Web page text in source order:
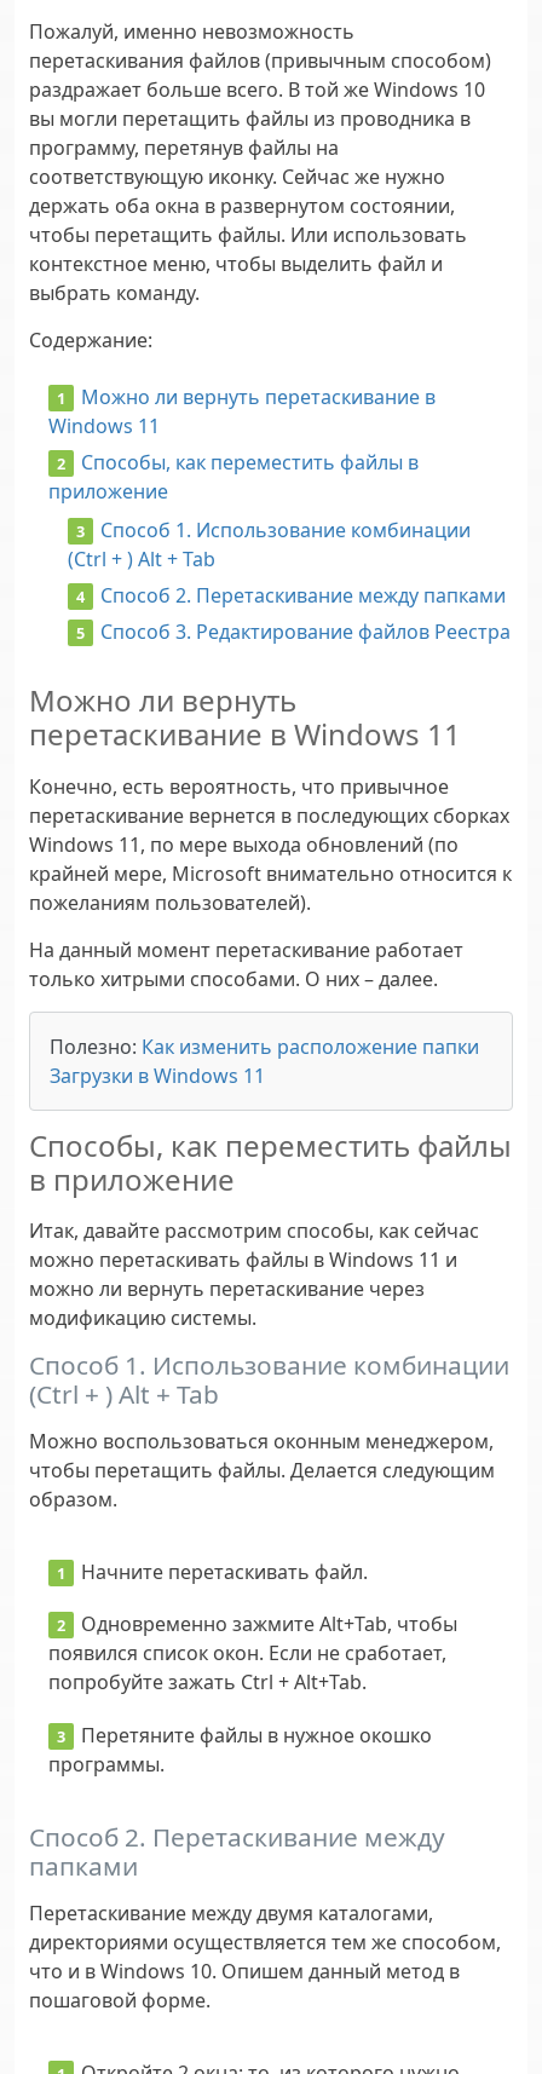
Пожалуй, именно невозможность
перетаскивания файлов (привычным способом)
раздражает больше всего. В той же Windows 10
вы могли перетащить файлы из проводника в
программу, перетянув файлы на
соответствующую иконку. Сейчас же нужно
держать оба окна в развернутом состоянии,
чтобы перетащить файлы. Или использовать
контекстное меню, чтобы выделить файл и
выбрать команду.
Содержание:
Можно ли вернуть перетаскивание в
Windows 11
Способы, как переместить файлы в
приложение
Способ 1. Использование комбинации
(Ctrl + ) Alt + Tab
Способ 2. Перетаскивание между папками
Способ 3. Редактирование файлов Реестра
Можно ли вернуть
перетаскивание в Windows 11
Конечно, есть вероятность, что привычное
перетаскивание вернется в последующих сборках
Windows 11, по мере выхода обновлений (по
крайней мере, Microsoft внимательно относится к
пожеланиям пользователей).
На данный момент перетаскивание работает
только хитрыми способами. О них – далее.
Полезно: Как изменить расположение папки
Загрузки в Windows 11
Способы, как переместить файлы
в приложение
Итак, давайте рассмотрим способы, как сейчас
можно перетаскивать файлы в Windows 11 и
можно ли вернуть перетаскивание через
модификацию системы.
Способ 1. Использование комбинации
(Ctrl + ) Alt + Tab
Можно воспользоваться оконным менеджером,
чтобы перетащить файлы. Делается следующим
образом.
Начните перетаскивать файл.
Одновременно зажмите Alt+Tab, чтобы
появился список окон. Если не сработает,
попробуйте зажать Ctrl + Alt+Tab.
Перетяните файлы в нужное окошко
программы.
Способ 2. Перетаскивание между
папками
Перетаскивание между двумя каталогами,
директориями осуществляется тем же способом,
что и в Windows 10. Опишем данный метод в
пошаговой форме.